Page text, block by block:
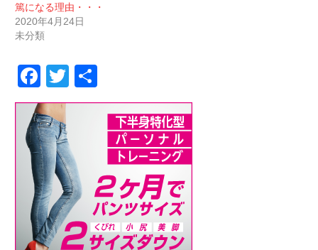
篤になる理由・・・
2020年4月24日
未分類
Facebook
Twitter
有